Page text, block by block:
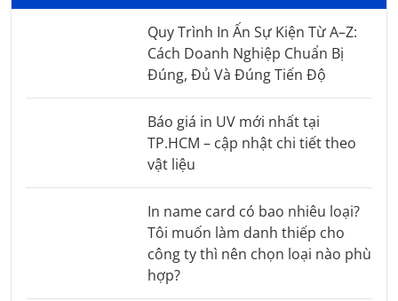
Quy Trình In Ấn Sự Kiện Từ A–Z:
Cách Doanh Nghiệp Chuẩn Bị
Đúng, Đủ Và Đúng Tiến Độ
Báo giá in UV mới nhất tại
TP.HCM – cập nhật chi tiết theo
vật liệu
In name card có bao nhiêu loại?
Tôi muốn làm danh thiếp cho
công ty thì nên chọn loại nào phù
hợp?